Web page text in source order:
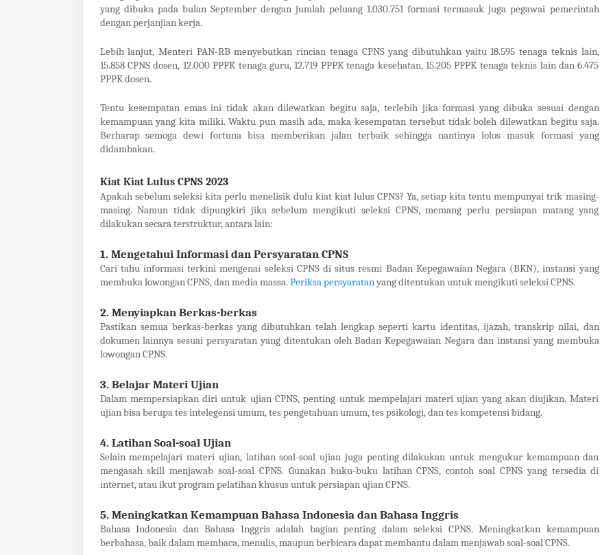
yang dibuka pada bulan September dengan jumlah peluang 1.030.751 formasi termasuk juga pegawai pemerintah
dengan perjanjian kerja.
Lebih lanjut, Menteri PAN-RB menyebutkan rincian tenaga CPNS yang dibutuhkan yaitu 18.595 tenaga teknis lain,
15.858 CPNS dosen, 12.000 PPPK tenaga guru, 12.719 PPPK tenaga kesehatan, 15.205 PPPK tenaga teknis lain dan 6.475
PPPK dosen.
Tentu kesempatan emas ini tidak akan dilewatkan begitu saja, terlebih jika formasi yang dibuka sesuai dengan
kemampuan yang kita miliki. Waktu pun masih ada, maka kesempatan tersebut tidak boleh dilewatkan begitu saja.
Berharap semoga dewi fortuna bisa memberikan jalan terbaik sehingga nantinya lolos masuk formasi yang
didambakan.
Kiat Kiat Lulus CPNS 2023
Apakah sebelum seleksi kita perlu menelisik dulu kiat kiat lulus CPNS? Ya, setiap kita tentu mempunyai trik masing-
masing. Namun tidak dipungkiri jika sebelum mengikuti seleksi CPNS, memang perlu persiapan matang yang
dilakukan secara terstruktur, antara lain:
1. Mengetahui Informasi dan Persyaratan CPNS
Cari tahu informasi terkini mengenai seleksi CPNS di situs resmi Badan Kepegawaian Negara (BKN), instansi yang
membuka lowongan CPNS, dan media massa.Periksa persyaratanyang ditentukan untuk mengikuti seleksi CPNS.
2. Menyiapkan Berkas-berkas
Pastikan semua berkas-berkas yang dibutuhkan telah lengkap seperti kartu identitas, ijazah, transkrip nilai, dan
dokumen lainnya sesuai persyaratan yang ditentukan oleh Badan Kepegawaian Negara dan instansi yang membuka
lowongan CPNS.
3. Belajar Materi Ujian
Dalam mempersiapkan diri untuk ujian CPNS, penting untuk mempelajari materi ujian yang akan diujikan. Materi
ujian bisa berupa tes intelegensi umum, tes pengetahuan umum, tes psikologi, dan tes kompetensi bidang.
4. Latihan Soal-soal Ujian
Selain mempelajari materi ujian, latihan soal-soal ujian juga penting dilakukan untuk mengukur kemampuan dan
mengasah skill menjawab soal-soal CPNS. Gunakan buku-buku latihan CPNS, contoh soal CPNS yang tersedia di
internet, atau ikut program pelatihan khusus untuk persiapan ujian CPNS.
5. Meningkatkan Kemampuan Bahasa Indonesia dan Bahasa Inggris
Bahasa Indonesia dan Bahasa Inggris adalah bagian penting dalam seleksi CPNS. Meningkatkan kemampuan
berbahasa, baik dalam membaca, menulis, maupun berbicara dapat membantu dalam menjawab soal-soal CPNS.